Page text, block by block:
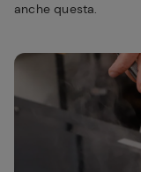
anche questa.